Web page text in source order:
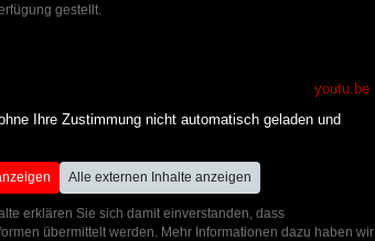
gestellt.
youtu.be
Ihre Zustimmung nicht automatisch geladen und
Alle externen Inhalte anzeigen
erklären Sie sich damit einverstanden, dass
übermittelt werden. Mehr Informationen dazu haben wir